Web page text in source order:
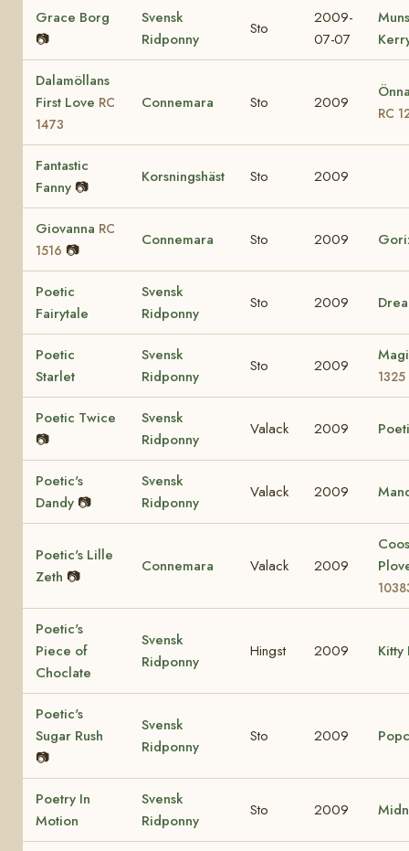
Grace Borg
📷
Svensk
Ridponny
Sto
2009-
07-07
Dalamöllans
First Love RC
1473
Connemara Sto 2009
RC
Fantastic
Fanny 📷
Korsningshäst Sto 2009
Giovanna RC
1516 📷
Connemara Sto 2009
Poetic
Fairytale
Svensk
Ridponny
Sto 2009
Poetic
Starlet
Svensk
Ridponny
Sto 2009
1325
Poetic Twice
📷
Svensk
Ridponny
Valack 2009
Poetic's
Dandy 📷
Svensk
Ridponny
Valack 2009
Poetic's Lille
Zeth 📷
Connemara Valack 2009
Poetic's
Piece of
Choclate
Svensk
Ridponny
Hingst 2009 Kitty
Poetic's
Sugar Rush
📷
Svensk
Ridponny
Sto 2009
Poetry In
Motion
Svensk
Ridponny
Sto 2009